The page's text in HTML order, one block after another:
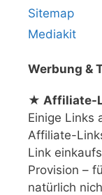
Sitemap
Mediakit
Werbung &
★ Affiliate-
Einige Links
Affiliate-
Link
Provision –
natürlich